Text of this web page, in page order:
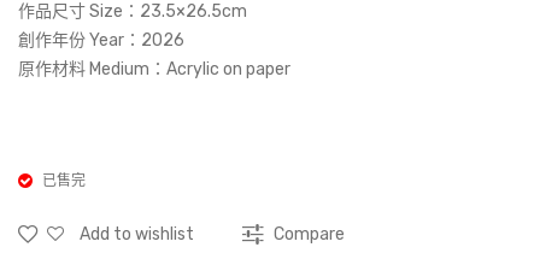
作品尺寸 Size：23.5×26.5cm
創作年份 Year：2026
原作材料 Medium：Acrylic on paper
已售完
Add to wishlist Compare